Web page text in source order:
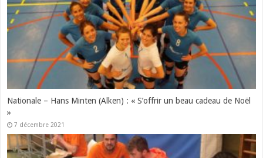
Nationale – Hans Minten (Alken) : « S’offrir un beau cadeau de Noël
»
7 décembre 2021